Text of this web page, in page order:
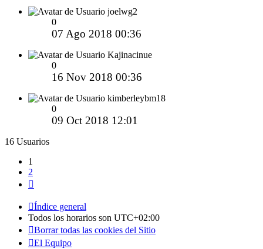
joelwg2
0
07 Ago 2018 00:36
Kajinacinue
0
16 Nov 2018 00:36
kimberleybm18
0
09 Oct 2018 12:01
16 Usuarios
1
2
Índice general
Todos los horarios son UTC+02:00
Borrar todas las cookies del Sitio
El Equipo